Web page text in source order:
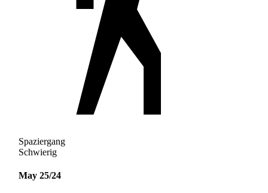
Spaziergang
Schwierig
May 25/24